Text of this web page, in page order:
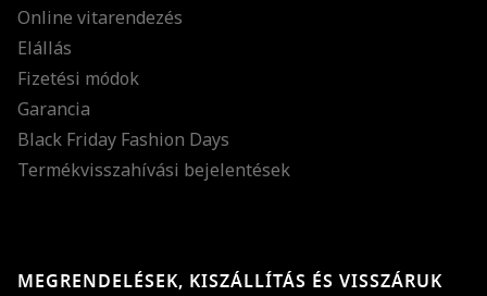
Online vitarendezés
Elállás
Fizetési módok
Garancia
Black Friday Fashion Days
Termékvisszahívási bejelentések
MEGRENDELÉSEK, KISZÁLLÍTÁS ÉS VISSZÁRUK